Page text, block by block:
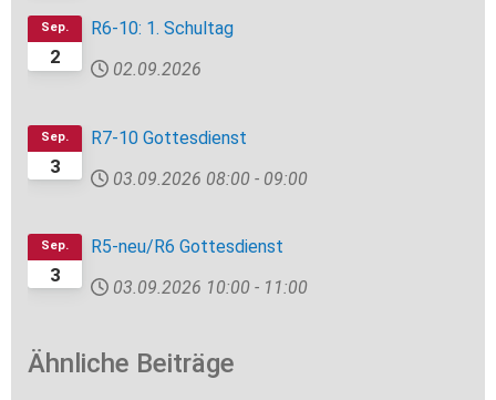
2
Sep.
R6-10: 1. Schultag
02.09.2026
3
Sep.
R7-10 Gottesdienst
03.09.2026 08:00 - 09:00
3
Sep.
R5-neu/R6 Gottesdienst
03.09.2026 10:00 - 11:00
Ähnliche Beiträge